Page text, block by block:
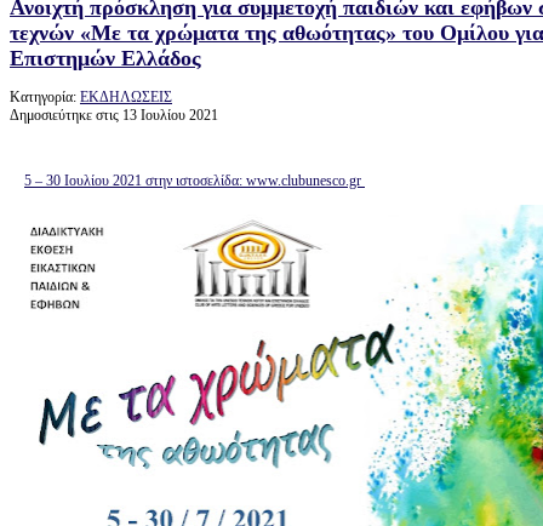
Ανοιχτή πρόσκληση για συμμετοχή παιδιών και εφήβων
τεχνών «Με τα χρώματα της αθωότητας» του Ομίλου
Επιστημών Ελλάδος
Κατηγορία: ΕΚΔΗΛΩΣΕΙΣ
Δημοσιεύτηκε στις 13 Ιουλίου 2021
5 – 30 Ιουλίου 2021 στην ιστοσελίδα: www.clubunesco.gr